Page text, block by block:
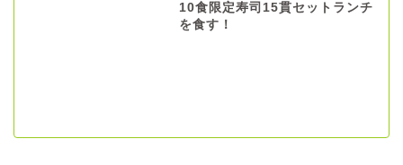
10食限定寿司15貫セットランチ
を食す！